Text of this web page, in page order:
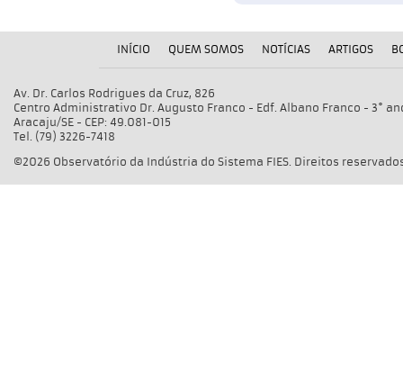
INÍCIO QUEM SOMOS NOTÍCIAS ARTIGOS
Av. Dr. Carlos Rodrigues da Cruz, 826
Centro Administrativo Dr. Augusto Franco - Edf. Albano Franco - 3°
Aracaju/SE - CEP: 49.081-015
Tel. (79) 3226-7418
©2026 Observatório da Indústria do Sistema FIES. Direitos